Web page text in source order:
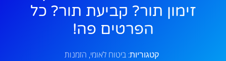
זימון תור? קביעת תור? כל
הפרטים פה!
קטגוריות: ביטוח לאומי, הזמנות